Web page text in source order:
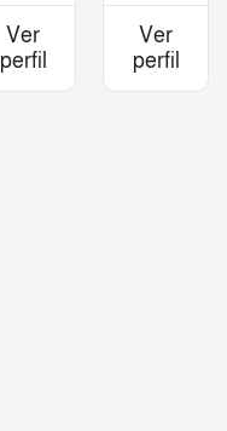
Ver
perfil
Ver
perfil